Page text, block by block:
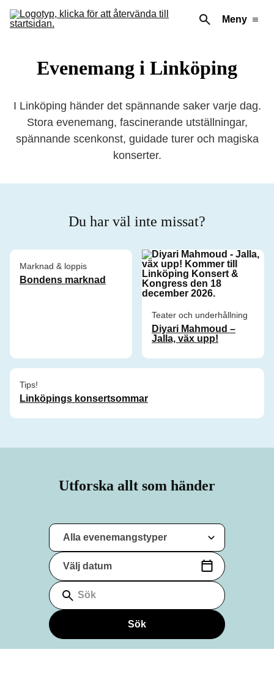
Meny
Evenemang i Linköping
I Linköping händer det spännande saker varje dag.
Stora evenemang, fascinerande utställningar,
spännande scenkonst, guidade turer och magiska
konserter.
Du har väl inte missat?
Marknad & loppis
Bondens marknad
Teater och underhållning
Diyari Mahmoud –
Jalla, väx upp!
Tips!
Linköpings konsertsommar
Utforska allt som händer
Alla evenemangstyper
Välj datum
Sök
Sök